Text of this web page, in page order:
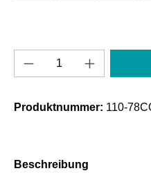
Produkt Anzahl:
Produktnummer: 110-
Beschreibung